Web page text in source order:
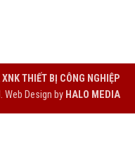
THIẾT BỊ CÔNG NGHIỆP
Web Design by HALO MEDIA